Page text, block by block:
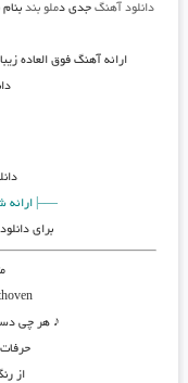
دانلود آهنگ جدی دملو بندبنام
ارائه آهنگ فوق العاده
—–| ارائه
برای
♪ هر چی
از